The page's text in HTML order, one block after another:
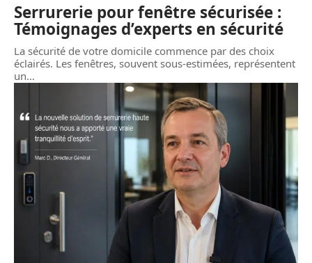
Serrurerie pour fenêtre sécurisée :
Témoignages d’experts en sécurité
La sécurité de votre domicile commence par des choix
éclairés. Les fenêtres, souvent sous-estimées, représentent
un…